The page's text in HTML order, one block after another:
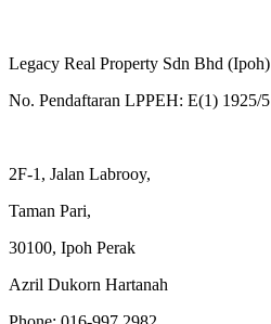
Legacy Real Property Sdn Bhd (Ipoh)
No. Pendaftaran LPPEH: E(1) 1925/5
2F-1, Jalan Labrooy,
Taman Pari,
30100, Ipoh Perak
Azril Dukorn Hartanah